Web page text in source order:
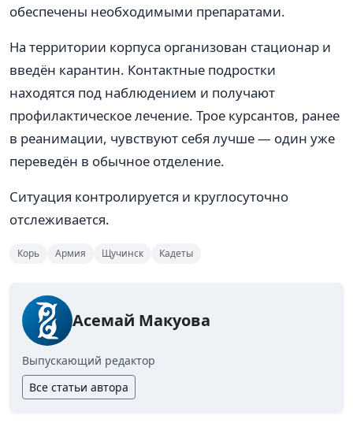
обеспечены необходимыми препаратами.
На территории корпуса организован стационар и
введён карантин. Контактные подростки
находятся под наблюдением и получают
профилактическое лечение. Трое курсантов, ранее
в реанимации, чувствуют себя лучше — один уже
переведён в обычное отделение.
Ситуация контролируется и круглосуточно
отслеживается.
Корь Армия Щучинск Кадеты
Асемай Макуова
Выпускающий редактор
Все статьи автора